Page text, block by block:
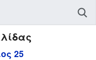
25